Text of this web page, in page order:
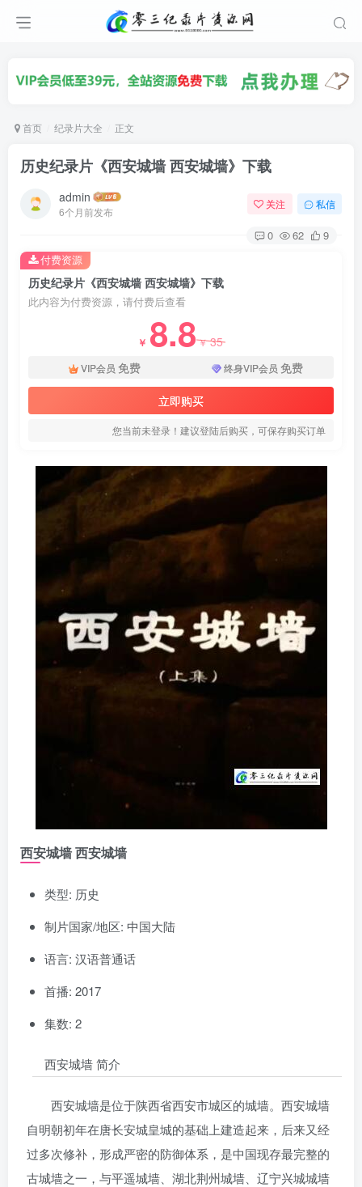
首页 纪录片大全 正文
历史纪录片《西安城墙 西安城墙》下载
admin
6个月前发布
关注 私信
0 62 9
历史纪录片《西安城墙 西安城墙》下载
此内容为付费资源，请付费后查看
￥ 8.8￥35
VIP会员 免费 终身VIP会员 免费
立即购买
您当前未登录！建议登陆后购买，可保存购买订单
付费资源
西安城墙 西安城墙
类型: 历史
制片国家/地区: 中国大陆
语言: 汉语普通话
首播: 2017
集数: 2
西安城墙 简介
西安城墙是位于陕西省西安市城区的城墙。西安城墙
自明朝初年在唐长安城皇城的基础上建造起来，后来又经
过多次修补，形成严密的防御体系，是中国现存最完整的
古城墙之一，与平遥城墙、湖北荆州城墙、辽宁兴城城墙